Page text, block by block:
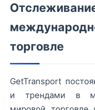
торговле
GetTransport
и трендами в